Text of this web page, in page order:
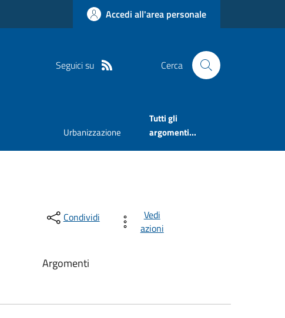
Accedi all'area personale
Seguici su Cerca
Urbanizzazione
Tutti gli
argomenti...
Condividi
Vedi
azioni
Argomenti